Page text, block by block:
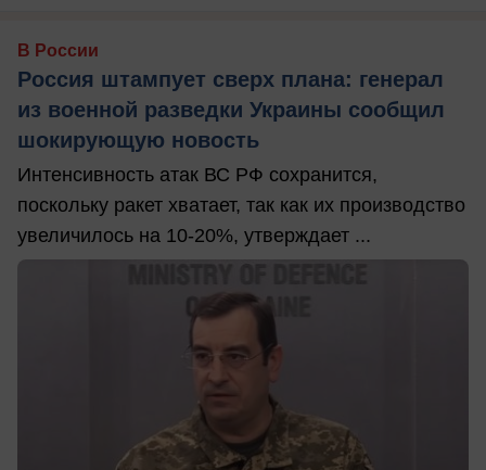
В России
Россия штампует сверх плана: генерал
из военной разведки Украины сообщил
шокирующую новость
Интенсивность атак ВС РФ сохранится,
поскольку ракет хватает, так как их производство
увеличилось на 10-20%, утверждает ...